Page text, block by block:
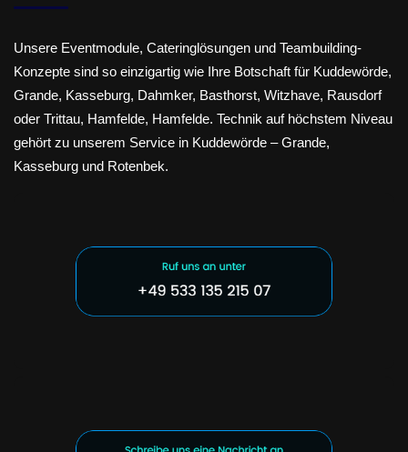
Unsere Eventmodule, Cateringlösungen und Teambuilding-
Konzepte sind so einzigartig wie Ihre Botschaft für Kuddewörde,
Grande, Kasseburg, Dahmker, Basthorst, Witzhave, Rausdorf
oder Trittau, Hamfelde, Hamfelde. Technik auf höchstem Niveau
gehört zu unserem Service in Kuddewörde – Grande,
Kasseburg und Rotenbek.